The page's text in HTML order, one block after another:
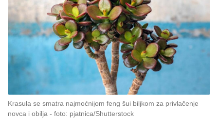
Krasula se smatra najmoćnijom feng šui biljkom za privlačenje
novca i obilja
foto: pjatnica/Shutterstock